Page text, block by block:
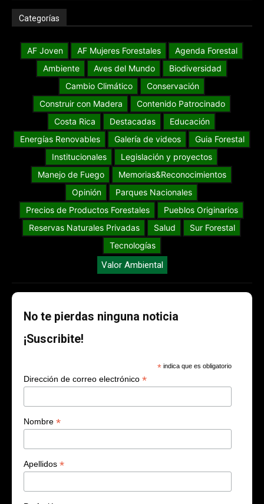
Categorías
AF Joven AF Mujeres Forestales
Agenda Forestal
Ambiente
Aves del Mundo
Biodiversidad
Cambio Climático
Conservación
Construir con Madera
Contenido Patrocinado
Costa Rica
Destacadas
Educación
Energías Renovables
Galería de videos
Guia Forestal
Institucionales
Legislación y proyectos
Manejo de Fuego
Memorias&Reconocimientos
Opinión
Parques Nacionales
Precios de Productos Forestales
Pueblos Originarios
Reservas Naturales Privadas
Salud
Sur Forestal
Tecnologías
Valor Ambiental
No te pierdas ninguna noticia
¡Suscribite!
* indica que es obligatorio
Dirección de correo electrónico *
Nombre *
Apellidos *